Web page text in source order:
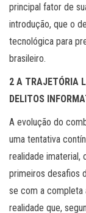
principal fator de
introdução, que o
tecnológica para
brasileiro.
2 A TRAJETÓRIA
DELITOS
A evolução do
uma tentativa
realidade imaterial,
primeiros desafios
se com a completa
realidade que,